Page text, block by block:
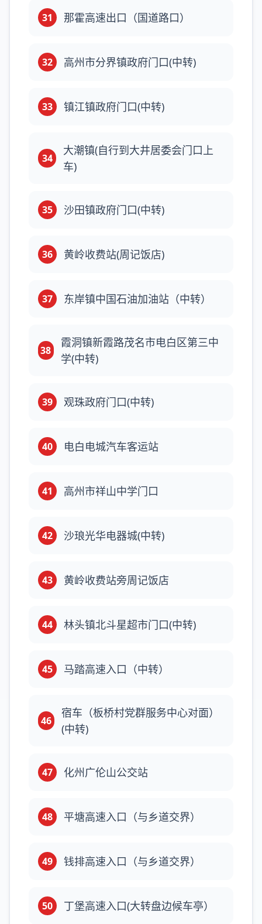
31 那霍高速出口（国道路口）
32 高州市分界镇政府门口(中转)
33 镇江镇政府门口(中转)
34
大潮镇(自行到大井居委会门口上
车)
35 沙田镇政府门口(中转)
36 黄岭收费站(周记饭店)
37 东岸镇中国石油加油站（中转）
38
霞洞镇新霞路茂名市电白区第三中
学(中转)
39 观珠政府门口(中转)
40 电白电城汽车客运站
41 高州市祥山中学门口
42 沙琅光华电器城(中转)
43 黄岭收费站旁周记饭店
44 林头镇北斗星超市门口(中转)
45 马踏高速入口（中转）
46
宿车（板桥村党群服务中心对面）
(中转)
47 化州广伦山公交站
48 平塘高速入口（与乡道交界）
49 钱排高速入口（与乡道交界）
50 丁堡高速入口(大转盘边候车亭）